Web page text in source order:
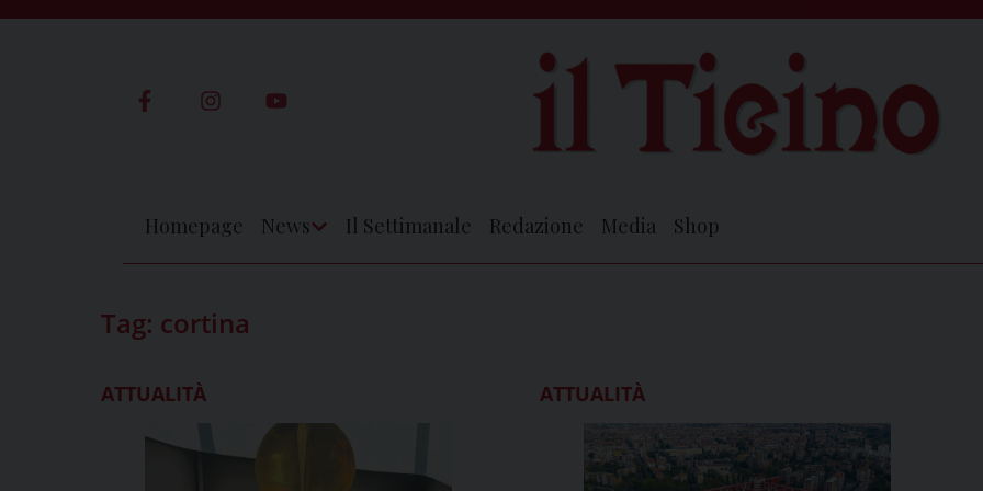
Homepage News Il Settimanale Redazione Media Shop
Tag: cortina
ATTUALITÀ ATTUALITÀ